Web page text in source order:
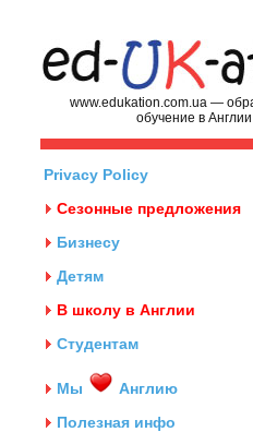
www.edukation.com.ua —
обучение в Англии
Privacy Policy
Сезонные предложения
Бизнесу
Детям
В школу в Англии
Студентам
Мы
Англию
Полезная инфо